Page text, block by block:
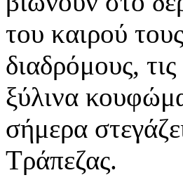
του καιρού
διαδρόμους,
ξύλινα
σήμερα
Τράπεζας.